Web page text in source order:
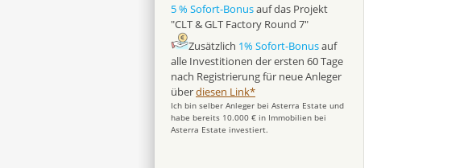
5 % Sofort-Bonusauf das Projekt
"CLT & GLT Factory Round 7"
Zusätzlich 1% Sofort-Bonusauf
alle Investitionen der ersten 60 Tage
nach Registrierung für neue Anleger
überdiesen Link*
Ich bin selber Anleger bei Asterra Estate und
habe bereits 10.000 € in Immobilien bei
Asterra Estate investiert.